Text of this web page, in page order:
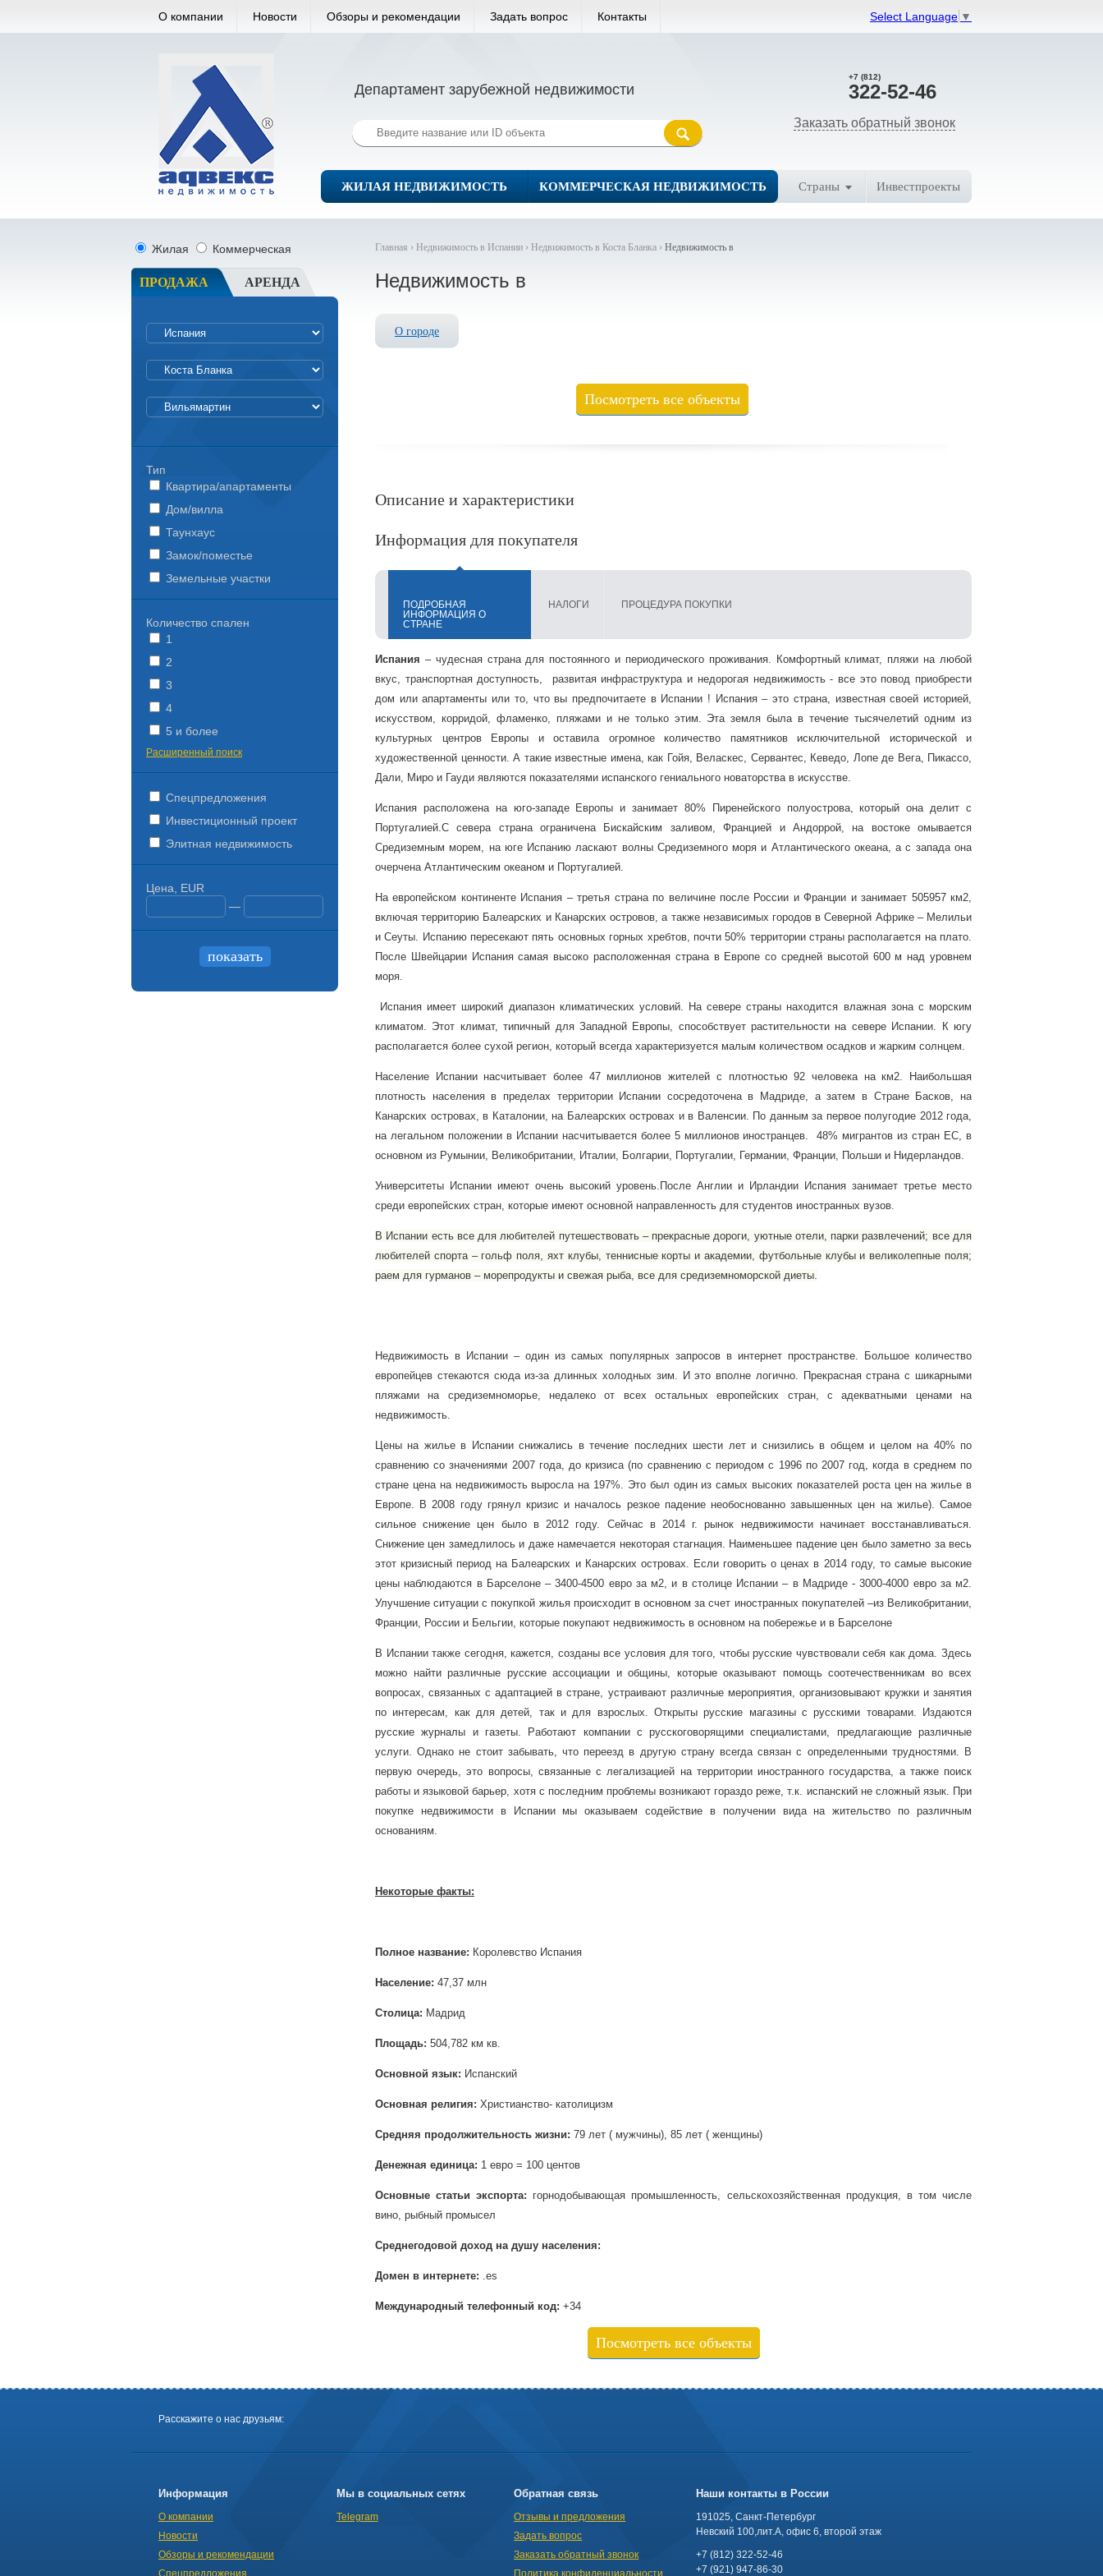
Select Language ▼
О компании Новости Обзоры и рекомендации Задать вопрос Контакты
+7 (812)
322-52-46
Заказать обратный звонок
Департамент зарубежной недвижимости
ЖИЛАЯ НЕДВИЖИМОСТЬ КОММЕРЧЕСКАЯ НЕДВИЖИМОСТЬ Страны Инвестпроекты
Главная › Недвижимость в Испании › Недвижимость в Коста Бланка › Недвижимость в
Недвижимость в
О городе
Посмотреть все объекты
Описание и характеристики
Информация для покупателя
ПОДРОБНАЯ
ИНФОРМАЦИЯ О
СТРАНЕ
НАЛОГИ ПРОЦЕДУРА ПОКУПКИ
Испания – чудесная страна для постоянного и периодического проживания. Комфортный климат, пляжи на любой
вкус, транспортная доступность, развитая инфраструктура и недорогая недвижимость - все это повод приобрести
дом или апартаменты или то, что вы предпочитаете в Испании ! Испания – это страна, известная своей историей,
искусством, корридой, фламенко, пляжами и не только этим. Эта земля была в течение тысячелетий одним из
культурных центров Европы и оставила огромное количество памятников исключительной исторической и
художественной ценности. А такие известные имена, как Гойя, Веласкес, Сервантес, Кеведо, Лопе де Вега, Пикассо,
Дали, Миро и Гауди являются показателями испанского гениального новаторства в искусстве.
Испания расположена на юго-западе Европы и занимает 80% Пиренейского полуострова, который она делит с
Португалией.С севера страна ограничена Бискайским заливом, Францией и Андоррой, на востоке омывается
Средиземным морем, на юге Испанию ласкают волны Средиземного моря и Атлантического океана, а с запада она
очерчена Атлантическим океаном и Португалией.
На европейском континенте Испания – третья страна по величине после России и Франции и занимает 505957 км2,
включая территорию Балеарских и Канарских островов, а также независимых городов в Северной Африке – Мелильи
и Сеуты. Испанию пересекают пять основных горных хребтов, почти 50% территории страны располагается на плато.
После Швейцарии Испания самая высоко расположенная страна в Европе со средней высотой 600 м над уровнем
моря.
Испания имеет широкий диапазон климатических условий. На севере страны находится влажная зона с морским
климатом. Этот климат, типичный для Западной Европы, способствует растительности на севере Испании. К югу
располагается более сухой регион, который всегда характеризуется малым количеством осадков и жарким солнцем.
Население Испании насчитывает более 47 миллионов жителей с плотностью 92 человека на км2. Наибольшая
плотность населения в пределах территории Испании сосредоточена в Мадриде, а затем в Стране Басков, на
Канарских островах, в Каталонии, на Балеарских островах и в Валенсии. По данным за первое полугодие 2012 года,
на легальном положении в Испании насчитывается более 5 миллионов иностранцев. 48% мигрантов из стран ЕС, в
основном из Румынии, Великобритании, Италии, Болгарии, Португалии, Германии, Франции, Польши и Нидерландов.
Университеты Испании имеют очень высокий уровень. После Англии и Ирландии Испания занимает третье место
среди европейских стран, которые имеют основной направленность для студентов иностранных вузов.
В Испании есть все для любителей путешествовать – прекрасные дороги, уютные отели, парки развлечений; все для
любителей спорта – гольф поля, яхт клубы, теннисные корты и академии, футбольные клубы и великолепные поля;
раем для гурманов – морепродукты и свежая рыба, все для средиземноморской диеты.
Недвижимость в Испании – один из самых популярных запросов в интернет пространстве. Большое количество
европейцев стекаются сюда из-за длинных холодных зим. И это вполне логично. Прекрасная страна с шикарными
пляжами на средиземноморье, недалеко от всех остальных европейских стран, с адекватными ценами на
недвижимость.
Цены на жилье в Испании снижались в течение последних шести лет и снизились в общем и целом на 40% по
сравнению со значениями 2007 года, до кризиса (по сравнению с периодом с 1996 по 2007 год, когда в среднем по
стране цена на недвижимость выросла на 197%. Это был один из самых высоких показателей роста цен на жилье в
Европе. В 2008 году грянул кризис и началось резкое падение необоснованно завышенных цен на жилье). Самое
сильное снижение цен было в 2012 году. Сейчас в 2014 г. рынок недвижимости начинает восстанавливаться.
Снижение цен замедлилось и даже намечается некоторая стагнация. Наименьшее падение цен было заметно за весь
этот кризисный период на Балеарских и Канарских островах. Если говорить о ценах в 2014 году, то самые высокие
цены наблюдаются в Барселоне – 3400-4500 евро за м2, и в столице Испании – в Мадриде - 3000-4000 евро за м2.
Улучшение ситуации с покупкой жилья происходит в основном за счет иностранных покупателей –из Великобритании,
Франции, России и Бельгии, которые покупают недвижимость в основном на побережье и в Барселоне
В Испании также сегодня, кажется, созданы все условия для того, чтобы русские чувствовали себя как дома. Здесь
можно найти различные русские ассоциации и общины, которые оказывают помощь соотечественникам во всех
вопросах, связанных с адаптацией в стране, устраивают различные мероприятия, организовывают кружки и занятия
по интересам, как для детей, так и для взрослых. Открыты русские магазины с русскими товарами. Издаются
русские журналы и газеты. Работают компании с русскоговорящими специалистами, предлагающие различные
услуги. Однако не стоит забывать, что переезд в другую страну всегда связан с определенными трудностями. В
первую очередь, это вопросы, связанные с легализацией на территории иностранного государства, а также поиск
работы и языковой барьер, хотя с последним проблемы возникают гораздо реже, т.к. испанский не сложный язык. При
покупке недвижимости в Испании мы оказываем содействие в получении вида на жительство по различным
основаниям.
Некоторые факты:
Полное название: Королевство Испания
Население: 47,37 млн
Столица: Мадрид
Площадь: 504,782 км кв.
Основной язык: Испанский
Основная религия: Христианство- католицизм
Средняя продолжительность жизни: 79 лет ( мужчины), 85 лет ( женщины)
Денежная единица: 1 евро = 100 центов
Основные статьи экспорта: горнодобывающая промышленность, сельскохозяйственная продукция, в том числе
вино, рыбный промысел
Среднегодовой доход на душу населения:
Домен в интернете: .es
Международный телефонный код: +34
Посмотреть все объекты
Жилая Коммерческая
ПРОДАЖА АРЕНДА
Тип
Квартира/апартаменты
Дом/вилла
Таунхаус
Замок/поместье
Земельные участки
Количество спален
1
2
3
4
5 и более
Расширенный поиск
Спецпредложения
Инвестиционный проект
Элитная недвижимость
Цена, EUR
—
Расскажите о нас друзьям:
Информация
О компании
Новости
Обзоры и рекомендации
Спецпредложения
Мы в социальных сетях
Telegram
Обратная связь
Отзывы и предложения
Задать вопрос
Заказать обратный звонок
Политика конфиденциальности
Наши контакты в России
191025, Санкт-Петербург
Невский 100,лит.А, офис 6, второй этаж
+7 (812) 322-52-46
+7 (921) 947-86-30